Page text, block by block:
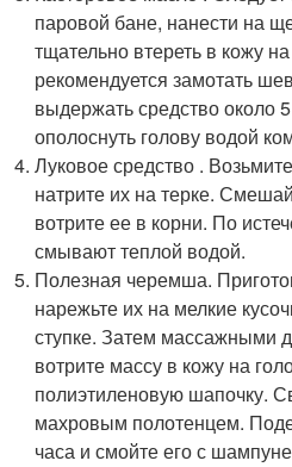
паровой бане, нанести на
тщательно втереть в кожу
рекомендуется замотать
выдержать средство около
ополоснуть голову водой
Луковое средство .
натрите их на терке.
вотрите ее в корни. По
смывают теплой водой.
Полезная черемша.
нарежьте их на мелкие
ступке. Затем массажными
вотрите массу в кожу на
полиэтиленовую шапочку.
махровым полотенцем.
часа и смойте его с